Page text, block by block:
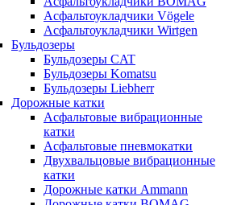
Асфальтоукладчики Vögele
Асфальтоукладчики Wirtgen
Бульдозеры
Бульдозеры CAT
Бульдозеры Komatsu
Бульдозеры Liebherr
Дорожные катки
Асфальтовые вибрационные
катки
Асфальтовые пневмокатки
Двухвальцовые вибрационные
катки
Дорожные катки Ammann